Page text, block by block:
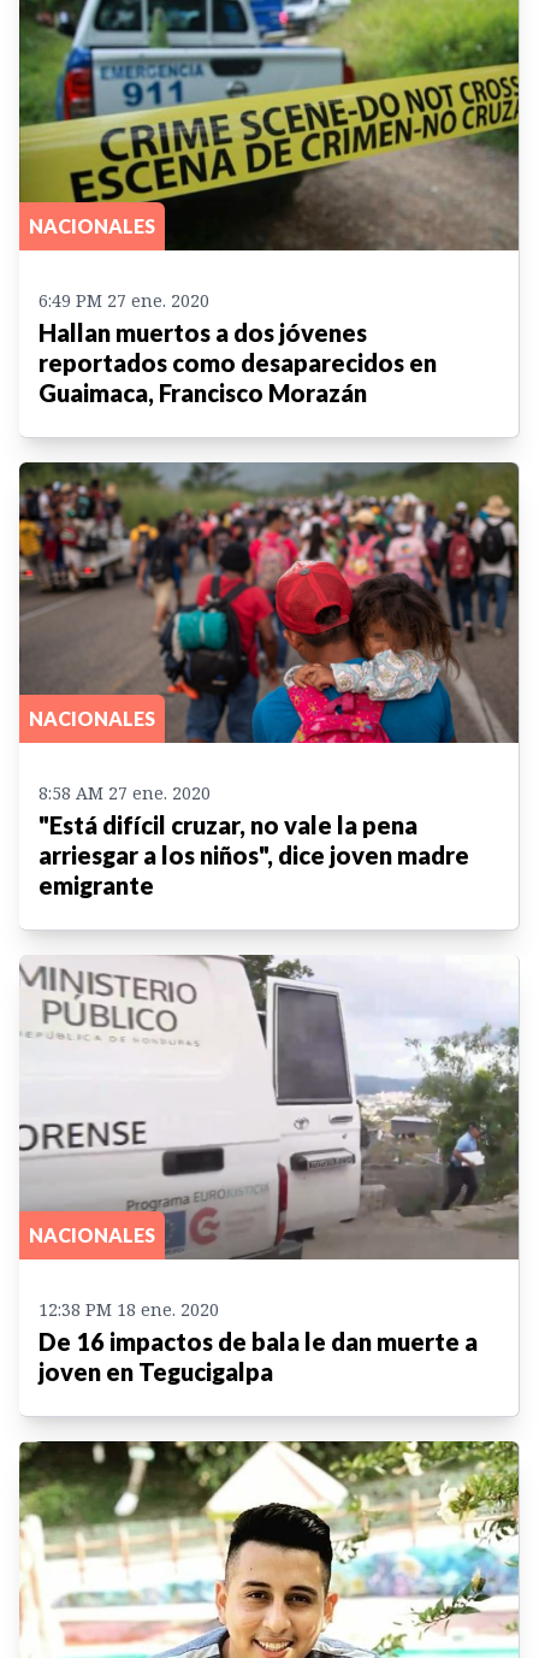
NACIONALES
6:49 PM 27 ene. 2020
Hallan muertos a dos jóvenes
reportados como desaparecidos en
Guaimaca, Francisco Morazán
NACIONALES
8:58 AM 27 ene. 2020
"Está difícil cruzar, no vale la pena
arriesgar a los niños", dice joven madre
emigrante
NACIONALES
12:38 PM 18 ene. 2020
De 16 impactos de bala le dan muerte a
joven en Tegucigalpa